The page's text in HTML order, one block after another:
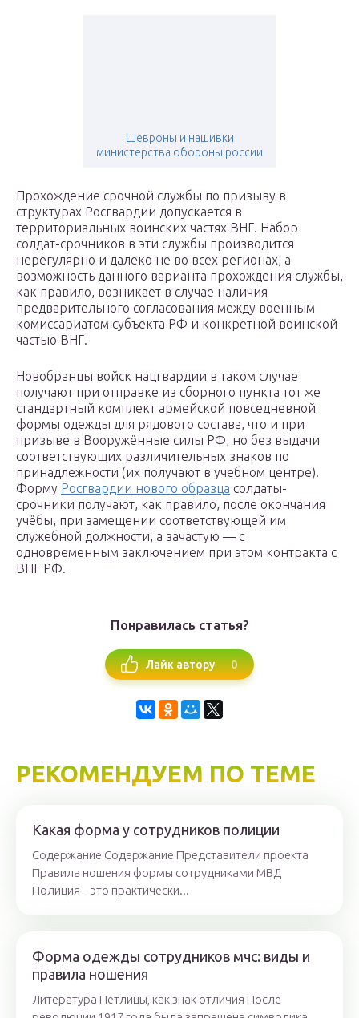
Шевроны и нашивки
министерства обороны россии
Прохождение срочной службы по призыву в
структурах Росгвардии допускается в
территориальных воинских частях ВНГ. Набор
солдат-срочников в эти службы производится
нерегулярно и далеко не во всех регионах, а
возможность данного варианта прохождения службы,
как правило, возникает в случае наличия
предварительного согласования между военным
комиссариатом субъекта РФ и конкретной воинской
частью ВНГ.
Новобранцы войск нацгвардии в таком случае
получают при отправке из сборного пункта тот же
стандартный комплект армейской повседневной
формы одежды для рядового состава, что и при
призыве в Вооружённые силы РФ, но без выдачи
соответствующих различительных знаков по
принадлежности (их получают в учебном центре).
Форму Росгвардии нового образца солдаты-
срочники получают, как правило, после окончания
учёбы, при замещении соответствующей им
служебной должности, а зачастую — с
одновременным заключением при этом контракта с
ВНГ РФ.
Понравилась статья?
Лайк автору 0
РЕКОМЕНДУЕМ ПО ТЕМЕ
Какая форма у сотрудников полиции
Содержание Содержание Представители проекта
Правила ношения формы сотрудниками МВД
Полиция – это практически...
Форма одежды сотрудников мчс: виды и
правила ношения
Литература Петлицы, как знак отличия После